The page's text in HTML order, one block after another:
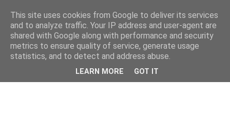
This site uses cookies from Google to deliver its services
and to analyze traffic. Your IP address and user-agent are
shared with Google along with performance and security
metrics to ensure quality of service, generate usage
statistics, and to detect and address abuse.
LEARN MORE GOT IT